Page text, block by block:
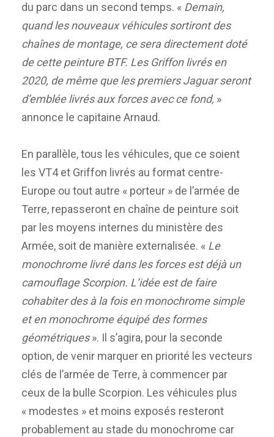
du parc dans un second temps. « Demain,
quand les nouveaux véhicules sortiront des
chaînes de montage, ce sera directement doté
de cette peinture BTF. Les Griffon livrés en
2020, de même que les premiers Jaguar seront
d’emblée livrés aux forces avec ce fond, »
annonce le capitaine Arnaud.
En parallèle, tous les véhicules, que ce soient
les VT4 et Griffon livrés au format centre-
Europe ou tout autre « porteur » de l’armée de
Terre, repasseront en chaîne de peinture soit
par les moyens internes du ministère des
Armée, soit de manière externalisée. « Le
monochrome livré dans les forces est déjà un
camouflage Scorpion. L’idée est de faire
cohabiter des à la fois en monochrome simple
et en monochrome équipé des formes
géométriques». Il s’agira, pour la seconde
option, de venir marquer en priorité les vecteurs
clés de l’armée de Terre, à commencer par
ceux de la bulle Scorpion. Les véhicules plus
« modestes » et moins exposés resteront
probablement au stade du monochrome car